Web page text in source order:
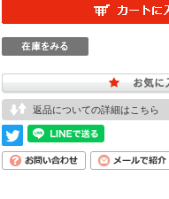
返品についての詳細はこちら